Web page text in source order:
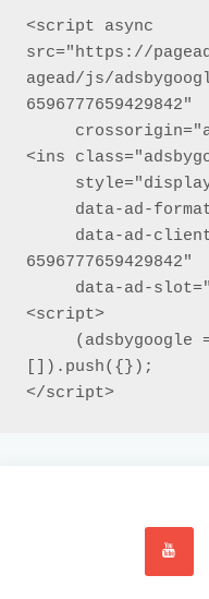
<script async
src="https://
agead/js/
6596777659429842"
<ins
6596777659429842"
<script>
[]).push({});
</script>